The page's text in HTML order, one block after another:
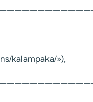
kalampaka/»),